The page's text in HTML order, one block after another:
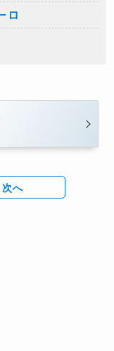
ロ
次へ